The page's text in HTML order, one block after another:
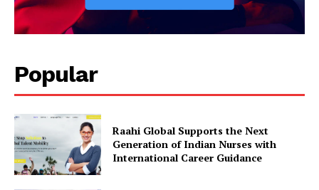
Popular
Raahi Global Supports the Next
Generation of Indian Nurses with
International Career Guidance